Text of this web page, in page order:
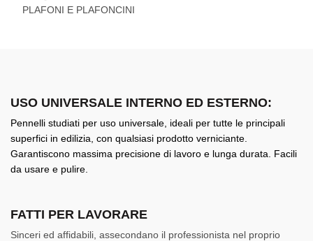
PLAFONI E PLAFONCINI
USO UNIVERSALE INTERNO ED ESTERNO:
Pennelli studiati per uso universale, ideali per tutte le principali
superfici in edilizia, con qualsiasi prodotto verniciante.
Garantiscono massima precisione di lavoro e lunga durata. Facili
da usare e pulire.
FATTI PER LAVORARE
Sinceri ed affidabili, assecondano il professionista nel proprio